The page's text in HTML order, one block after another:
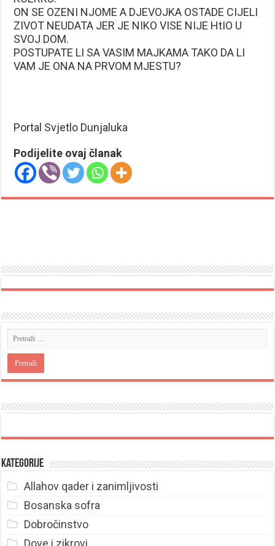
ON SE OZENI NJOME A DJEVOJKA OSTADE CIJELI
ZIVOT NEUDATA JER JE NIKO VISE NIJE HtIO U
SVOJ DOM.
POSTUPATE LI SA VASIM MAJKAMA TAKO DA LI
VAM JE ONA NA PRVOM MJESTU?
Portal Svjetlo Dunjaluka
Podijelite ovaj članak
Kategorije
Allahov qader i zanimljivosti
Bosanska sofra
Dobročinstvo
Dove i zikrovi